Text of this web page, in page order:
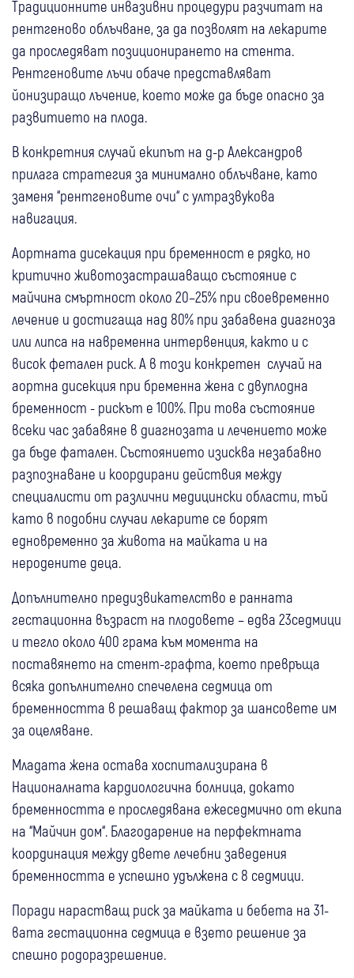
Традиционните инвазивни процедури разчитат на
рентгеново облъчване, за да позволят на лекарите
да проследяват позиционирането на стента.
Рентгеновите лъчи обаче представляват
йонизиращо лъчение, което може да бъде опасно за
развитието на плода.
В конкретния случай екипът на д-р Александров
прилага стратегия за минимално облъчване, като
заменя “рентгеновите очи“ с ултразвукова
навигация.
Аортната дисекация при бременност е рядко, но
критично животозастрашаващо състояние с
майчина смъртност около 20–25% при своевременно
лечение и достигаща над 80% при забавена диагноза
или липса на навременна интервенция, както и с
висок фетален риск. А в този конкретен случай на
аортна дисекция при бременна жена с двуплодна
бременност - рискът е 100%. При това състояние
всеки час забавяне в диагнозата и лечението може
да бъде фатален. Състоянието изисква незабавно
разпознаване и коордирани действия между
специалисти от различни медицински области, тъй
като в подобни случаи лекарите се борят
едновременно за живота на майката и на
неродените деца.
Допълнително предизвикателство е ранната
гестационна възраст на плодовете – едва 23седмици
и тегло около 400 грама към момента на
поставянето на стент-графта, което превръща
всяка допълнително спечелена седмица от
бременността в решаващ фактор за шансовете им
за оцеляване.
Младата жена остава хоспитализирана в
Националната кардиологична болница, докато
бременността е проследявана ежеседмично от екипа
на “Майчин дом“. Благодарение на перфектната
координация между двете лечебни заведения
бременността е успешно удължена с 8 седмици.
Поради нарастващ риск за майката и бебета на 31-
вата гестационна седмица е взето решение за
спешно родоразрешение.